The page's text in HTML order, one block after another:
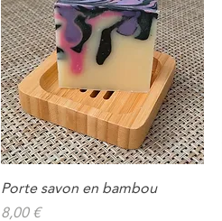
Aperçu rapide
Porte savon en bambou
Prix
8,00 €